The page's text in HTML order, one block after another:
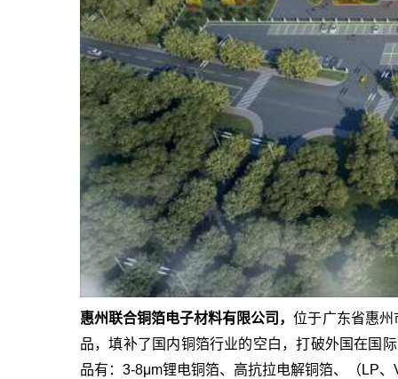
惠州联合铜箔电子材料有限公司 ，位于广东省惠
品，填补了国内铜箔行业的空白，打破外国在国
品有：3-8μm锂电铜箔、高抗拉电解铜箔、（LP